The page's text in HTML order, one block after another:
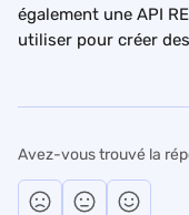
également une API
utiliser pour créer
Avez-vous trouvé la